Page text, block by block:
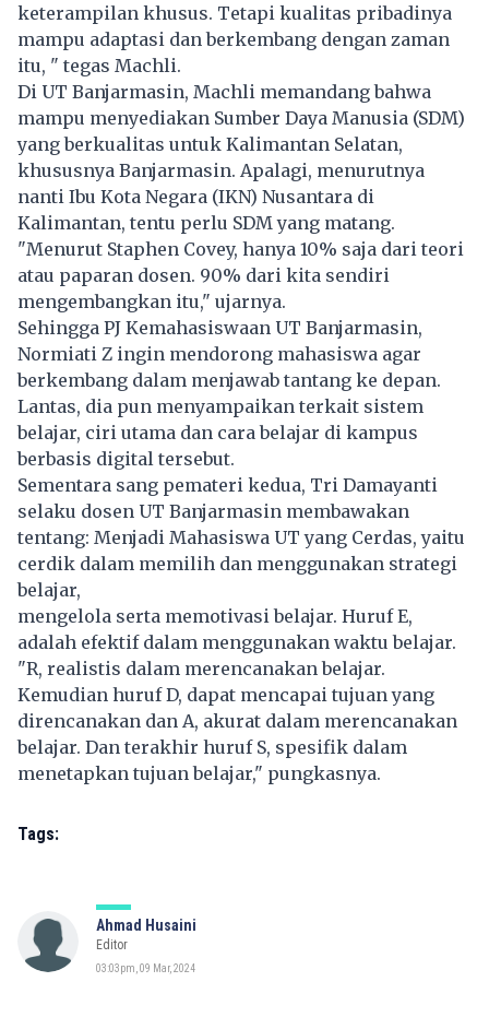
keterampilan khusus. Tetapi kualitas pribadinya
mampu adaptasi dan berkembang dengan zaman
itu, " tegas Machli.
Di UT Banjarmasin, Machli memandang bahwa
mampu menyediakan Sumber Daya Manusia (SDM)
yang berkualitas untuk Kalimantan Selatan,
khususnya Banjarmasin. Apalagi, menurutnya
nanti Ibu Kota Negara (IKN) Nusantara di
Kalimantan, tentu perlu SDM yang matang.
"Menurut Staphen Covey, hanya 10% saja dari teori
atau paparan dosen. 90% dari kita sendiri
mengembangkan itu," ujarnya.
Sehingga PJ Kemahasiswaan UT Banjarmasin,
Normiati Z ingin mendorong mahasiswa agar
berkembang dalam menjawab tantang ke depan.
Lantas, dia pun menyampaikan terkait sistem
belajar, ciri utama dan cara belajar di kampus
berbasis digital tersebut.
Sementara sang pemateri kedua, Tri Damayanti
selaku dosen UT Banjarmasin membawakan
tentang: Menjadi Mahasiswa UT yang Cerdas, yaitu
cerdik dalam memilih dan menggunakan strategi
belajar,
mengelola serta memotivasi belajar. Huruf E,
adalah efektif dalam menggunakan waktu belajar.
"R, realistis dalam merencanakan belajar.
Kemudian huruf D, dapat mencapai tujuan yang
direncanakan dan A, akurat dalam merencanakan
belajar. Dan terakhir huruf S, spesifik dalam
menetapkan tujuan belajar," pungkasnya.
Tags:
Ahmad Husaini
Editor
03:03pm, 09 Mar, 2024